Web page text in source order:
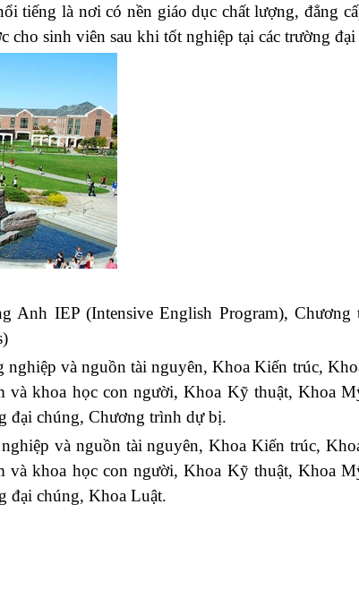
tiếng là nơi có nền giáo dục chất lượng, đẳng
cho sinh viên sau khi tốt nghiệp tại các trường đại
Anh IEP (Intensive English Program), Chương
và nguồn tài nguyên, Khoa Kiến trúc,
và khoa học con người, Khoa Kỹ thuật, Khoa
đại chúng, Chương trình dự bị.
và nguồn tài nguyên, Khoa Kiến trúc,
và khoa học con người, Khoa Kỹ thuật, Khoa
đại chúng, Khoa Luật.